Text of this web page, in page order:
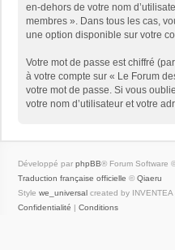
en-dehors de votre nom
membres ». Dans tous les cas,
une option disponible sur votre
Votre mot de passe est chiffré
à votre compte sur « Le Forum
votre mot de passe. Si vous
votre nom d’utilisateur et votre
Développé par phpBB® Forum Software
Traduction française officielle © Qiaeru
Style we_universal created by INVENTEA
Confidentialité | Conditions